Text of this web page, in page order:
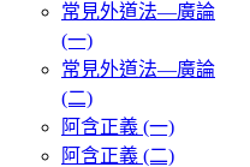
常見外道法—廣論
(一)
常見外道法—廣論
(二)
阿含正義 (一)
阿含正義 (二)